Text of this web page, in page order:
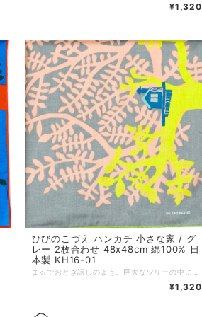
¥1,320
ひびのこづえ ハンカチ 小さな家 / グ
レー 2枚合わせ 48x48cm 綿100% 日
本製 KH16-01
¥1,320